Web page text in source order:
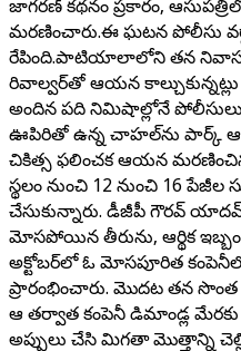
జాగరణ్ కథనం ప్రకారం,
మరణించారు.ఈ ఘటన పోలీసు
రేపింది.పాటియాలాలోని తన నివాసంలో
రివాల్వర్‌తో ఆయన
అందిన పది నిమిషాల్లోనే
ఊపిరితో ఉన్న చాహల్‌ను పార్క్
చికిత్స ఫలించక ఆయన
స్థలం నుంచి 12 నుంచి 16
చేసుకున్నారు. డీజీపీ గౌరవ్
మోసపోయిన తీరును, ఆర్థిక
అక్టోబర్‌లో ఓ మోసపూరిత కంపెనీలో
ప్రారంభించారు. మొదట తన సొంత
ఆ తర్వాత కంపెనీ డిమాండ్ల మేరకు
అప్పులు చేసి మిగతా మొత్తాన్ని